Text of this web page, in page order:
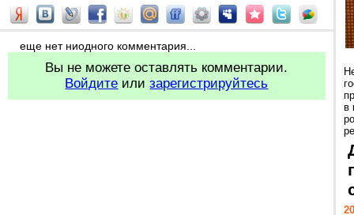
еще нет ниодного комментария...
Вы не можете оставлять комментарии.
Войдите илизарегистрируйтесь
в